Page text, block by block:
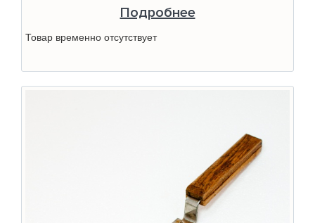
Подробнее
Товар временно отсутствует